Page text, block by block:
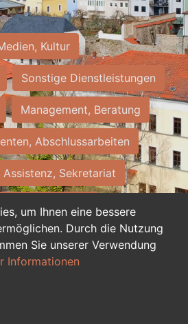
um Ihnen eine bessere
Durch die Nutzung
Sie unserer Verwendung
Informationen
Kultur
Sonstige Dienstleistungen
Management, Beratung
Abschlussarbeiten
Assistenz, Sekretariat
und Nebenjobs
duale Ausbildung